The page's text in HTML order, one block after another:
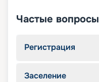
Частые вопросы
Регистрация
Заселение